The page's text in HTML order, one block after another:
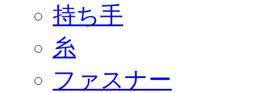
持ち手
糸
ファスナー